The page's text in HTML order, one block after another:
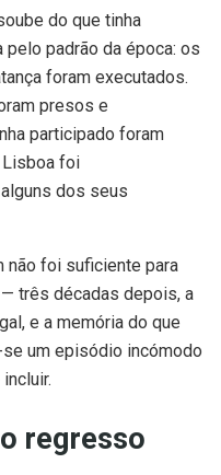
do que tinha
padrão da época: os
foram executados.
presos e
participado foram
Lisboa foi
dos seus
não foi suficiente para
três décadas depois, a
e a memória do que
um episódio incómodo
regresso